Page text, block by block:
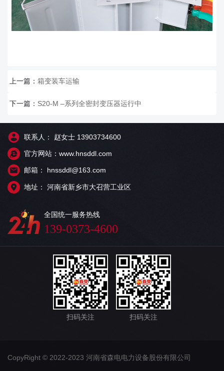
上一篇： 箱变装车运输
下一篇： S20-M –系列全密封变压器运行中
联系人： 赵女士 13903734600
官方网站：www.hnsddl.com
邮箱： hnssddl@163.com
地址： 河南省新乡市大召营工业区
全国统一服务热线
139-0373-4600
扫码关注 扫码关注
CopyRight © 2022-2023 河南省森电电力设备股份有限公司